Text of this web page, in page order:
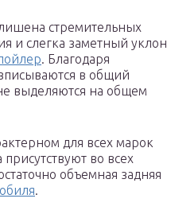
стремительных
и слегка заметный уклон
. Благодаря
в общий
выделяются на общем
для всех марок
во всех
объемная задняя
.